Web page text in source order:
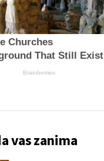
Churches
That Still Exist
Brainberries
vas zanima